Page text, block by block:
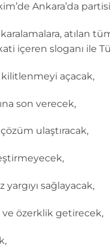
Ankara’da
atılan
içeren sloganı ile
açacak,
son verecek,
ulaştıracak,
yargıyı sağlayacak,
özerklik getirecek,